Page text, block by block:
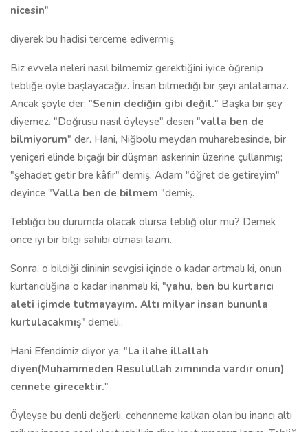
nicesin"
diyerek bu hadisi terceme edivermiş.
Biz evvela neleri nasıl bilmemiz gerektiğini iyice öğrenip
tebliğe öyle başlayacağız. İnsan bilmediği bir şeyi anlatamaz.
Ancak şöyle der; "Senin dediğin gibi değil." Başka bir şey
diyemez. "Doğrusu nasıl öyleyse" desen "valla ben de
bilmiyorum" der. Hani, Niğbolu meydan muharebesinde, bir
yeniçeri elinde bıçağı bir düşman askerinin üzerine çullanmış;
"şehadet getir bre kâfir" demiş. Adam "öğret de getireyim"
deyince "Valla ben de bilmem "demiş.
Tebliğci bu durumda olacak olursa tebliğ olur mu? Demek
önce iyi bir bilgi sahibi olması lazım.
Sonra, o bildiği dininin sevgisi içinde o kadar artmalı ki, onun
kurtarıcılığına o kadar inanmalı ki, "yahu, ben bu kurtarıcı
aleti içimde tutmayayım. Altı milyar insan bununla
kurtulacakmış" demeli..
Hani Efendimiz diyor ya; "La ilahe illallah
diyen(Muhammeden Resulullah zımnında vardır onun)
cennete girecektir."
Öyleyse bu denli değerli, cehenneme kalkan olan bu inancı altı